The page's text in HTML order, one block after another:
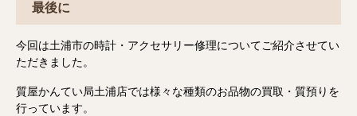
最後に
今回は土浦市の時計・アクセサリー修理についてご紹介させてい
ただきました。
質屋かんてい局土浦店では様々な種類のお品物の買取・質預りを
行っています。